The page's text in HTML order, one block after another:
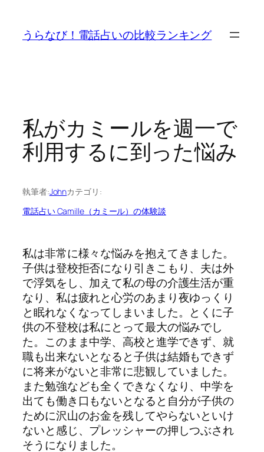
うらなび！電話占いの比較ランキング
私がカミールを週一で
利用するに到った悩み
執筆者:Johnカテゴリ:
電話占い Camille（カミール）の体験談
私は非常に様々な悩みを抱えてきました。
子供は登校拒否になり引きこもり、夫は外
で浮気をし、加えて私の母の介護生活が重
なり、私は疲れと心労のあまり夜ゆっくり
と眠れなくなってしまいました。とくに子
供の不登校は私にとって最大の悩みでし
た。このまま中学、高校と進学できず、就
職も出来ないとなると子供は結婚もできず
に将来がないと非常に悲観していました。
また勉強なども全くできなくなり、中学を
出ても働き口もないとなると自分が子供の
ために沢山のお金を残してやらないといけ
ないと感じ、プレッシャーの押しつぶされ
そうになりました。